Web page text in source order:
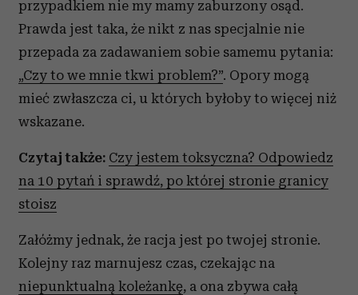
przypadkiem nie my mamy zaburzony osąd.
Prawda jest taka, że nikt z nas specjalnie nie
przepada za zadawaniem sobie samemu pytania:
„Czy to we mnie tkwi problem?”. Opory mogą
mieć zwłaszcza ci, u których byłoby to więcej niż
wskazane.
Czytaj także: Czy jestem toksyczna? Odpowiedz
na 10 pytań i sprawdź, po której stronie granicy
stoisz
Załóżmy jednak, że racja jest po twojej stronie.
Kolejny raz marnujesz czas, czekając na
niepunktualną koleżankę, a ona zbywa całą